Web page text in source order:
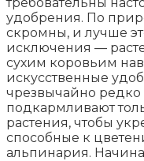
удобрения. По
скромны, и лучше
исключения —
сухим коровьим
искусственные
чрезвычайно
подкармливают
растения, чтобы
способные к
альпинария.